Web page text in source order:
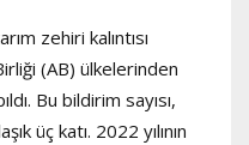
zehiri kalıntısı
(AB) ülkelerinden
Bu bildirim sayısı,
üç katı. 2022 yılının